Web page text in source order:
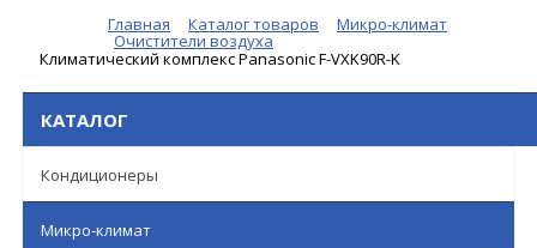
Главная Каталог товаров Микро-климат
Очистители воздуха
Климатический комплекс Panasonic F-VXK90R-K
КАТАЛОГ
Кондиционеры
Микро-климат